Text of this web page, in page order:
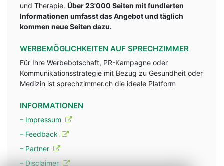
und Therapie. Über 23'000 Seiten mit fundlerten
Informationen umfasst das Angebot und täglich
kommen neue Seiten dazu.
WERBEMÖGLICHKEITEN AUF SPRECHZIMMER
Für Ihre Werbebotschaft, PR-Kampagne oder
Kommunikationsstrategie mit Bezug zu Gesundheit oder
Medizin ist sprechzimmer.ch die ideale Platform
INFORMATIONEN
– Impressum
– Feedback
– Partner
– Disclaimer